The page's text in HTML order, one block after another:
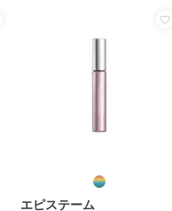
エピステーム